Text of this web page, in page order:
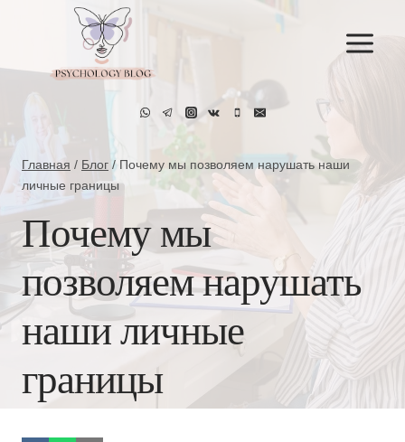
содержимому
Главная / Блог / Почему мы позволяем нарушать наши
личные границы
Почему мы
позволяем нарушать
наши личные
границы